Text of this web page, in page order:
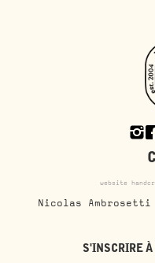
website
Nicolas Ambrosetti
S'INSCRIRE